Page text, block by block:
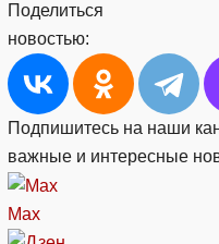
Поделиться
новостью:
Подпишитесь на наши
важные и интересные
Max